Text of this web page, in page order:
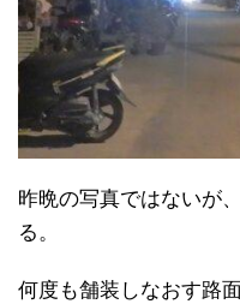
昨晩の写真ではないが
る。
何度も舗装しなおす路